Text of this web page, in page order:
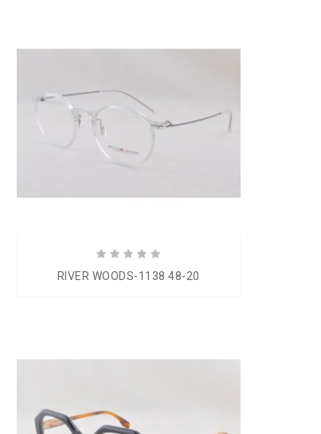
RIVER WOODS-1138 48-20